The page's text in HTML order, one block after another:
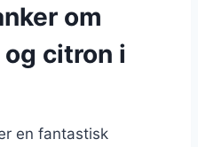
om
citron i
en fantastisk